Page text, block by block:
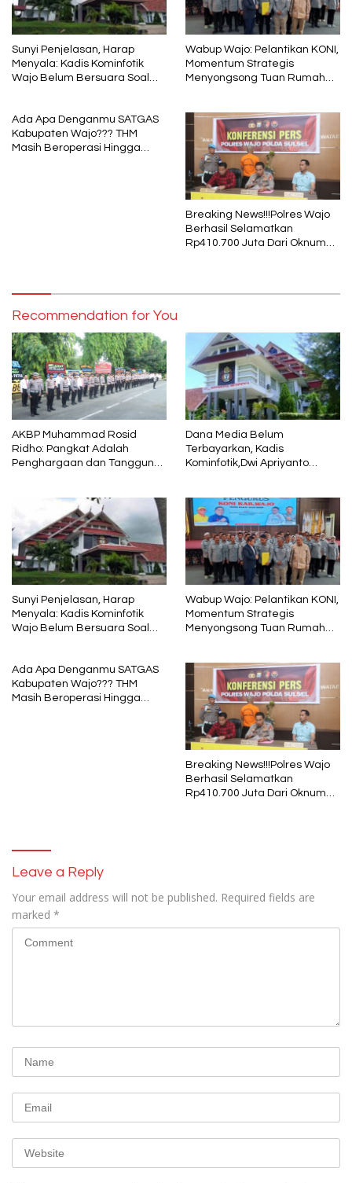
Sunyi Penjelasan, Harap
Menyala: Kadis Kominfotik
Wajo Belum Bersuara Soal
Wabup Wajo: Pelantikan KONI,
Momentum Strategis
Menyongsong Tuan Rumah
Ada Apa Denganmu SATGAS
Kabupaten Wajo??? THM
Masih Beroperasi Hingga
Breaking News!!!Polres Wajo
Berhasil Selamatkan
Rp410.700 Juta Dari Oknum
Recommendation for You
AKBP Muhammad Rosid
Ridho: Pangkat Adalah
Penghargaan dan Tanggung
Dana Media Belum
Terbayarkan, Kadis
Kominfotik,Dwi Apriyanto
Sunyi Penjelasan, Harap
Menyala: Kadis Kominfotik
Wajo Belum Bersuara Soal
Wabup Wajo: Pelantikan KONI,
Momentum Strategis
Menyongsong Tuan Rumah
Ada Apa Denganmu SATGAS
Kabupaten Wajo??? THM
Masih Beroperasi Hingga
Breaking News!!!Polres Wajo
Berhasil Selamatkan
Rp410.700 Juta Dari Oknum
Leave a Reply
Your email address will not be published. Required fields are
marked *